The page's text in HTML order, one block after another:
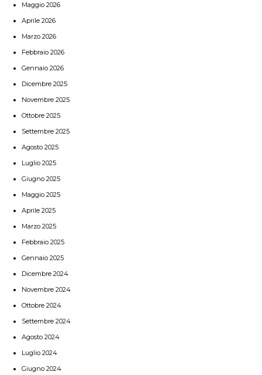
Maggio 2026
Aprile 2026
Marzo 2026
Febbraio 2026
Gennaio 2026
Dicembre 2025
Novembre 2025
Ottobre 2025
Settembre 2025
Agosto 2025
Luglio 2025
Giugno 2025
Maggio 2025
Aprile 2025
Marzo 2025
Febbraio 2025
Gennaio 2025
Dicembre 2024
Novembre 2024
Ottobre 2024
Settembre 2024
Agosto 2024
Luglio 2024
Giugno 2024